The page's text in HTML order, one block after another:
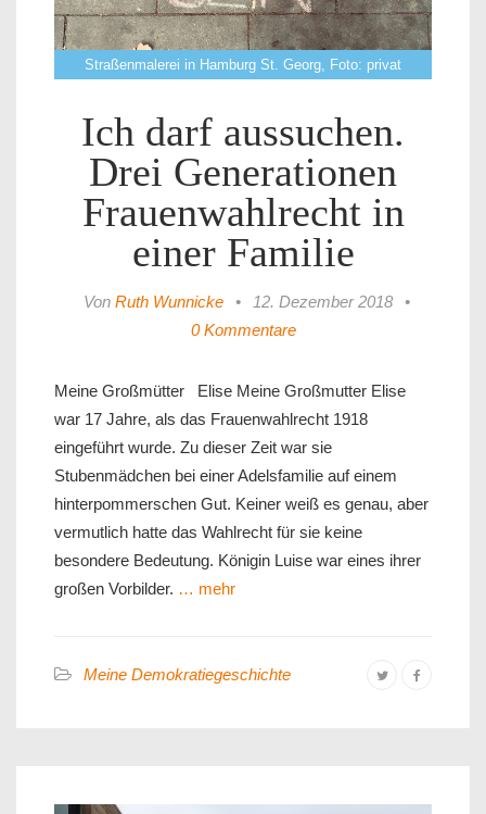
Straßenmalerei in Hamburg St. Georg, Foto: privat
Ich darf aussuchen.
Drei Generationen
Frauenwahlrecht in
einer Familie
Von Ruth Wunnicke • 12. Dezember 2018
•
0 Kommentare
Meine Großmütter Elise Meine Großmutter Elise
war 17 Jahre, als das Frauenwahlrecht 1918
eingeführt wurde. Zu dieser Zeit war sie
Stubenmädchen bei einer Adelsfamilie auf einem
hinterpommerschen Gut. Keiner weiß es genau, aber
vermutlich hatte das Wahlrecht für sie keine
besondere Bedeutung. Königin Luise war eines ihrer
großen Vorbilder. … mehr
Meine Demokratiegeschichte